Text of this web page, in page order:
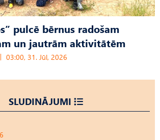
pulcē bērnus radošam
un jautrām aktivitātēm
03:00, 31. Jūl, 2026
SLUDINĀJUMI